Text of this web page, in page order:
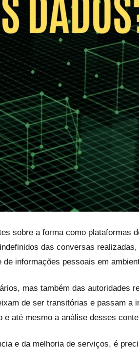
sobre a forma como plataformas
das conversas
informações pessoais em
mas também das autoridades
de ser transitórias e passam a
até mesmo a análise desses
e da melhoria de serviços, é